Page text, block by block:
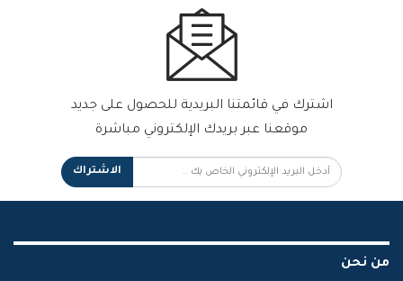
اشترك في قائمتنا البريدية للحصول على جديد
موقعنا عبر بريدك الإلكتروني مباشرة
الاشتراك
من نحن